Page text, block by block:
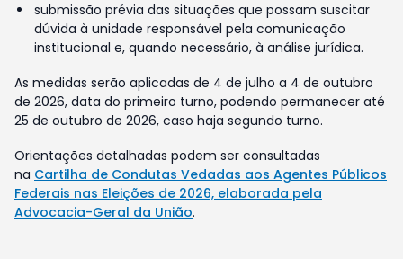
submissão prévia das situações que possam suscitar
dúvida à unidade responsável pela comunicação
institucional e, quando necessário, à análise jurídica.
As medidas serão aplicadas de 4 de julho a 4 de outubro
de 2026, data do primeiro turno, podendo permanecer até
25 de outubro de 2026, caso haja segundo turno.
Orientações detalhadas podem ser consultadas
na Cartilha de Condutas Vedadas aos Agentes Públicos
Federais nas Eleições de 2026, elaborada pela
Advocacia-Geral da União.